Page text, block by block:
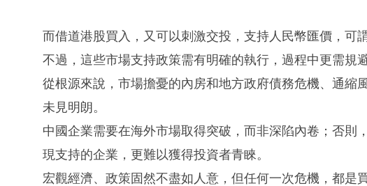
而借道港股買入，又可以刺激交投，支持人民幣匯價，可
不過，這些市場支持政策需有明確的執行，過程中更需規
從根源來說，市場擔憂的內房和地方政府債務危機、通縮
未見明朗。
中國企業需要在海外市場取得突破，而非深陷內卷；否則
現支持的企業，更難以獲得投資者青睞。
宏觀經濟、政策固然不盡如人意，但任何一次危機，都是